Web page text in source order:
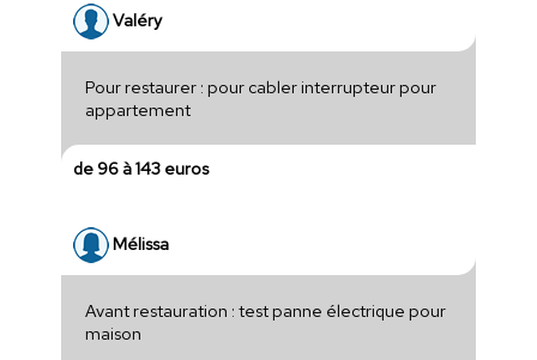
Valéry
Pour restaurer : pour cabler interrupteur pour
appartement
de 96 à 143 euros
Mélissa
Avant restauration : test panne électrique pour
maison